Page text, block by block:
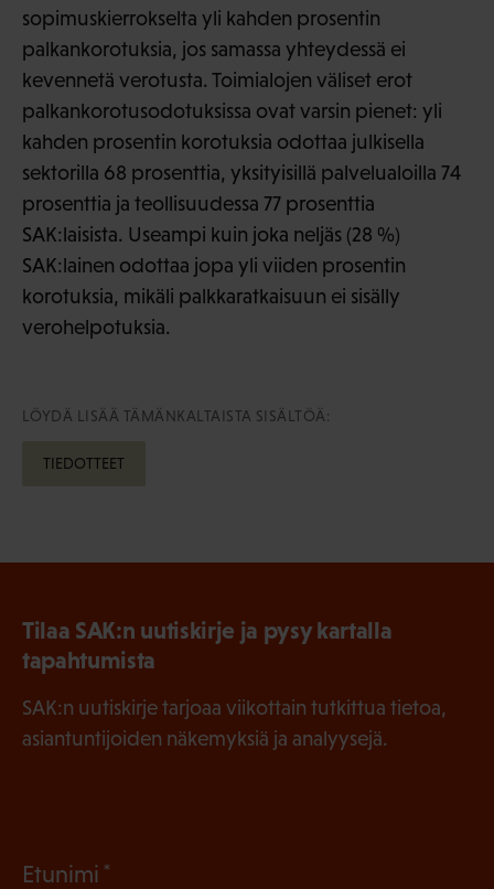
sopimuskierrokselta yli kahden prosentin
palkankorotuksia, jos samassa yhteydessä ei
kevennetä verotusta. Toimialojen väliset erot
palkankorotusodotuksissa ovat varsin pienet: yli
kahden prosentin korotuksia odottaa julkisella
sektorilla 68 prosenttia, yksityisillä palvelualoilla 74
prosenttia ja teollisuudessa 77 prosenttia
SAK:laisista. Useampi kuin joka neljäs (28 %)
SAK:lainen odottaa jopa yli viiden prosentin
korotuksia, mikäli palkkaratkaisuun ei sisälly
verohelpotuksia.
LÖYDÄ LISÄÄ TÄMÄNKALTAISTA SISÄLTÖÄ:
TIEDOTTEET
Tilaa SAK:n uutiskirje ja pysy kartalla
tapahtumista
SAK:n uutiskirje tarjoaa viikottain tutkittua tietoa,
asiantuntijoiden näkemyksiä ja analyysejä.
Etunimi